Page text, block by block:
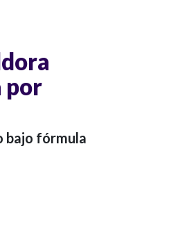
por
bajo fórmula